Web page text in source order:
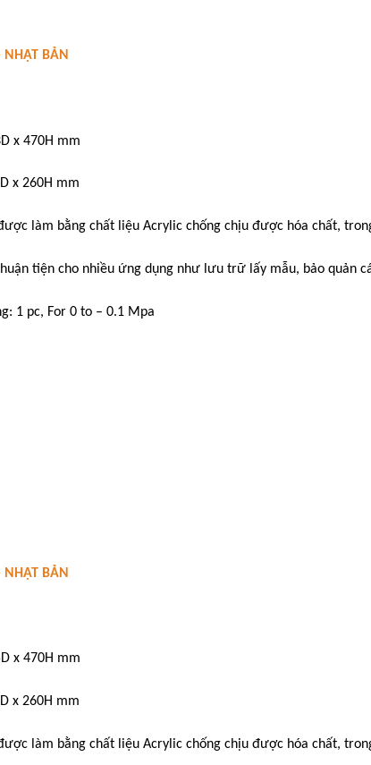
NHẬT BẢN
x 470H mm
x 260H mm
làm bằng chất liệu Acrylic chống chịu được hóa chất,
tiện cho nhiều ứng dụng như lưu trữ lấy mẫu, bảo quản
1 pc, For 0 to – 0.1 Mpa
NHẬT BẢN
x 470H mm
x 260H mm
làm bằng chất liệu Acrylic chống chịu được hóa chất,